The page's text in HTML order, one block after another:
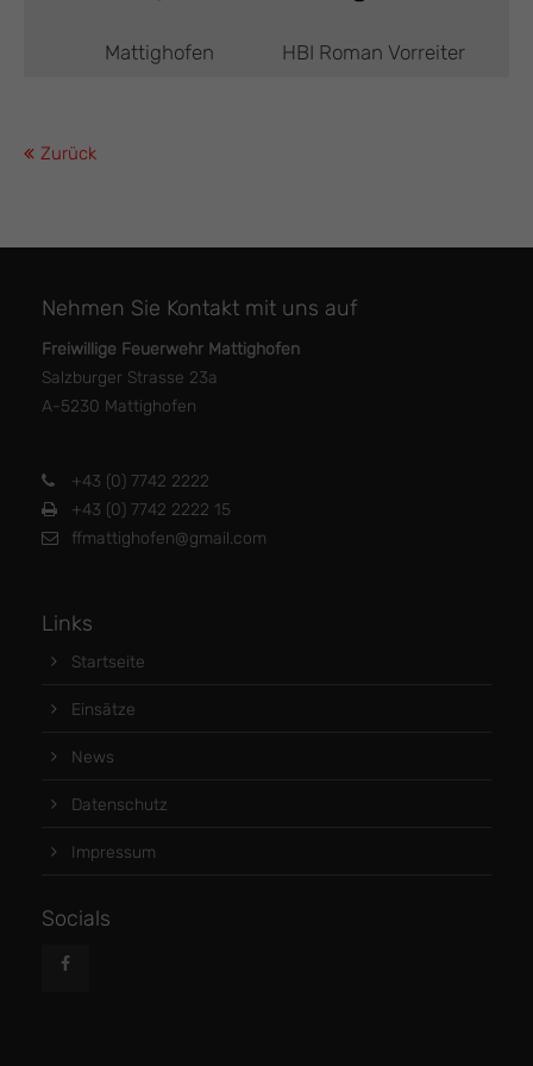
Mattighofen HBI Roman Vorreiter
Zurück
Nehmen Sie Kontakt mit uns auf
Freiwillige Feuerwehr Mattighofen
Salzburger Strasse 23a
A-5230 Mattighofen
+43 (0) 7742 2222
+43 (0) 7742 2222 15
ffmattighofen@gmail.com
Links
Startseite
Einsätze
News
Datenschutz
Impressum
Socials